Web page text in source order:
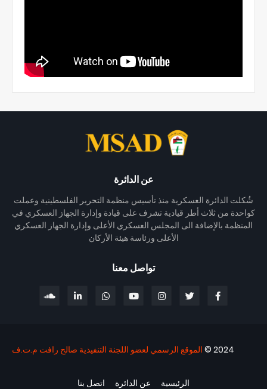
عن الدائرة
شُكلت الدائرة العسكرية منذ تأسيس منظمة التحرير الفلسطينية وعملت
كواحدة من ثلاث أطر قيادية تشرف على قيادة وإدارة الجهاز العسكري في
المنظمة بالإضافة الى المجلس العسكري الأعلى وإدارة الجهاز العسكري
الأعلى ورئاسة هيئة الأركان
تواصل معنا
2024 © الموقع الرسمي لعضو اللجنة التنفيذية صالح رافت م.ت.ف
الرئيسية عن الدائرة اتصل بنا